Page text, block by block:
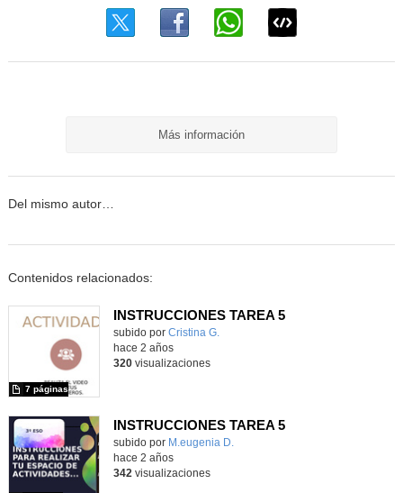
Más información
Del mismo autor…
Contenidos relacionados:
INSTRUCCIONES TAREA 5
Contenido educativo.
subido por Cristina G.
7 páginas
hace 2 años
320visualizaciones
INSTRUCCIONES TAREA 5
Contenido educativo.
subido por M.eugenia D.
hace 2 años
342 visualizaciones